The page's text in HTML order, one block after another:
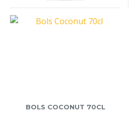
BOLS COCONUT 70CL